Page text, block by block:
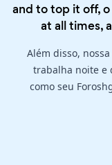
and to top it off,
at all times,
Além disso,
trabalha noite e
como seu